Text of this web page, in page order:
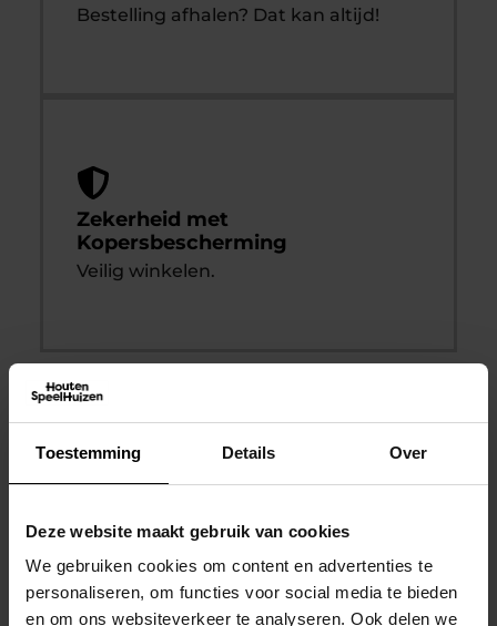
Toestemming Details Over
Deze website maakt gebruik van cookies
We gebruiken cookies om content en advertenties te
personaliseren, om functies voor social media te bieden
en om ons websiteverkeer te analyseren. Ook delen we
Bestelling afhalen? Dat kan altijd!
Zekerheid met
Kopersbescherming
Veilig winkelen.
Dit vind je misschien ook
interessant